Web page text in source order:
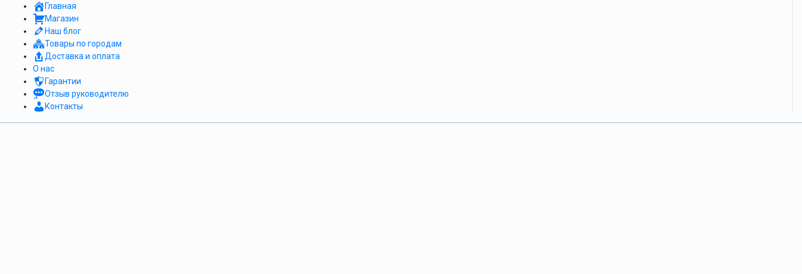
Главная
Магазин
Наш блог
Товары по городам
Доставка и оплата
О нас
Гарантии
Отзыв руководителю
Контакты